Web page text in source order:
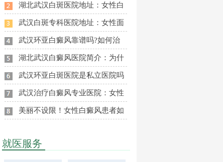
湖北武汉白斑医院地址：女性白
武汉白斑专科医院地址：女性面
武汉环亚白癜风靠谱吗?如何治
湖北武汉白癜风医院简介：为什
武汉环亚白斑医院是私立医院吗
武汉治疗白癜风专业医院：女性
美丽不设限！女性白癜风患者如
就医服务